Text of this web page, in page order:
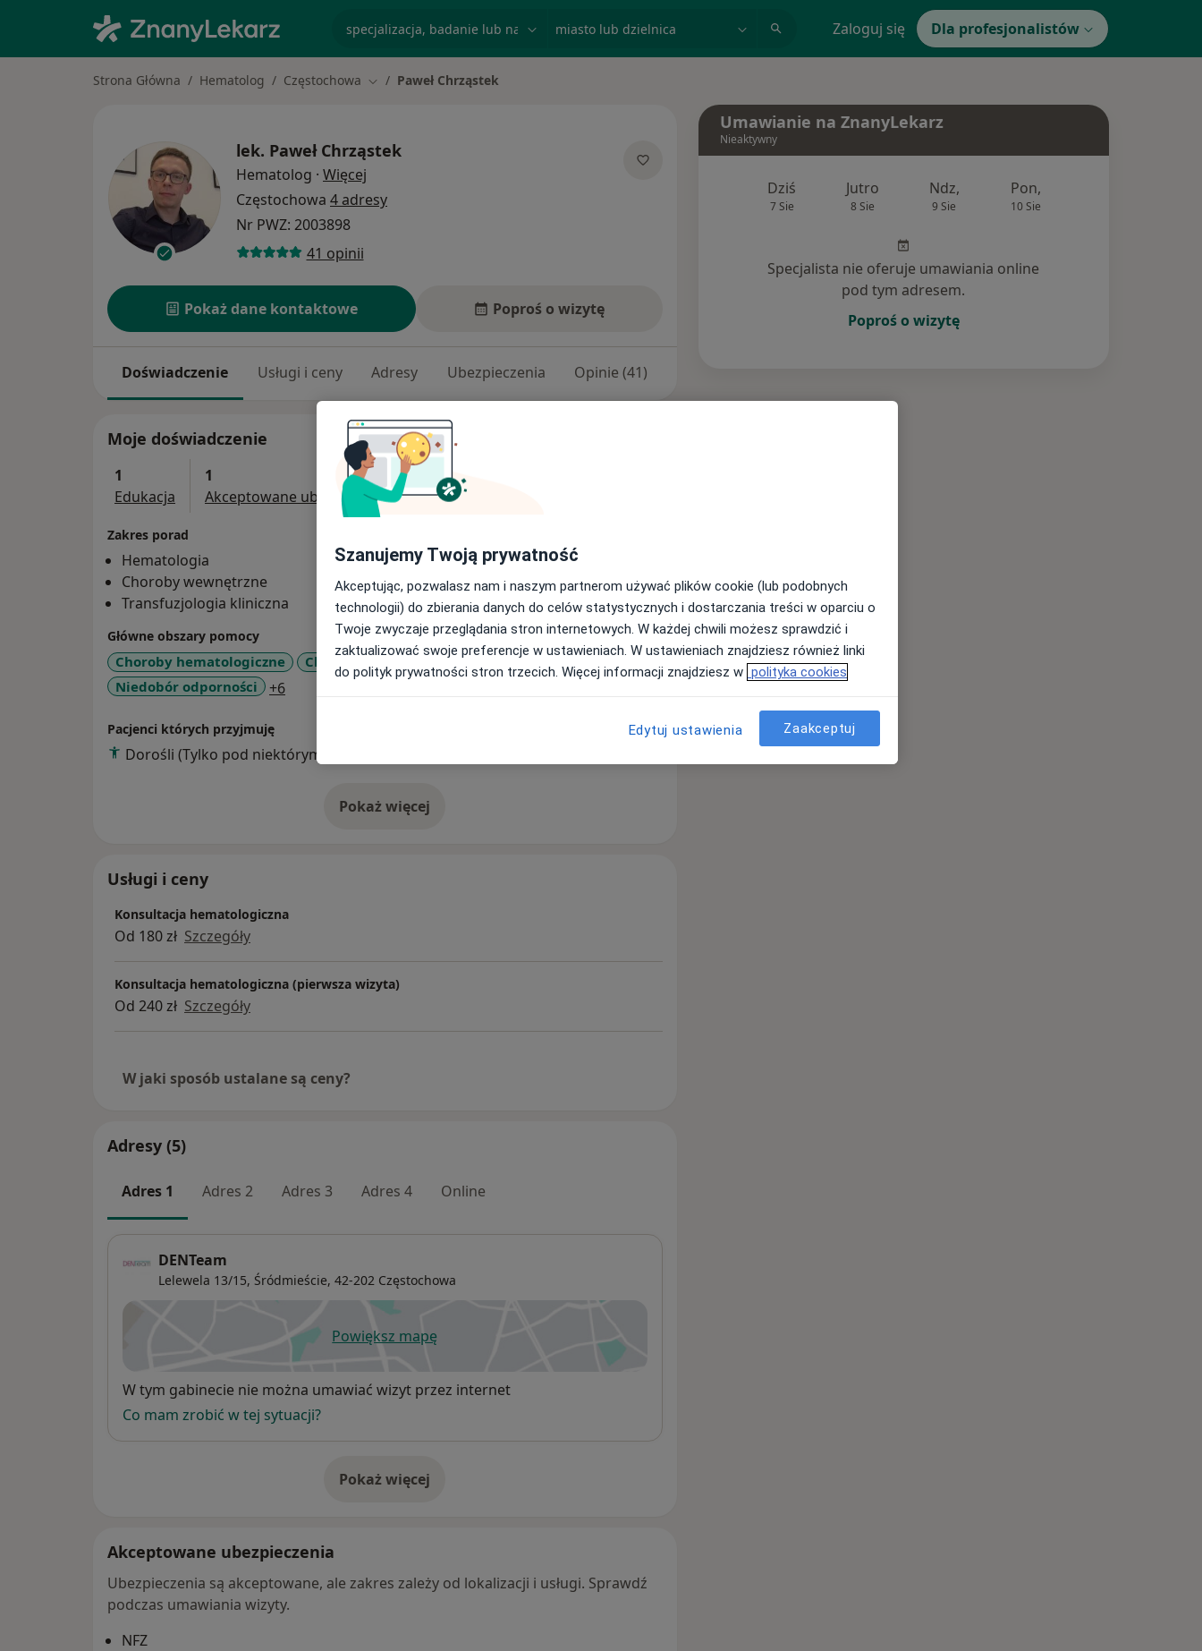
Zaloguj się Dla profesjonalistów
Strona Główna Hematolog Częstochowa Zmień miasto
Paweł Chrząstek
lek. Paweł Chrząstek
Hematolog · Więcej
Częstochowa 4 adresy
Nr PWZ: 2003898
41 opinii
Pokaż dane kontaktowe Poproś o wizytę
Doświadczenie Usługi i ceny Adresy Ubezpieczenia Opinie (41)
Moje doświadczenie
1
Edukacja
1
Akceptowane ubezpieczenia
Zakres porad
Hematologia
Choroby wewnętrzne
Transfuzjologia kliniczna
Główne obszary pomocy
Choroby hematologiczne Choroby przewlekłe Białaczka
Niedobór odporności
+6a11y_sr_more_diseases
Pacjenci których przyjmuję
Dorośli (Tylko pod niektórymi adresami)
Pokaż więcejo doświadczeniu
Usługi i ceny
Konsultacja hematologiczna
Od 180 zł Szczegóły
Konsultacja hematologiczna (pierwsza wizyta)
Od 240 zł Szczegóły
W jaki sposób ustalane są ceny?
Adresy (5)
Adres 1 Adres 2 Adres 3 Adres 4 Online
DENTeam
Lelewela 13/15, Śródmieście, 42-202 Częstochowa
Powiększ mapęotwiera się w nowej karcie
Dostępność
W tym gabinecie nie można umawiać wizyt przez internet
Co mam zrobić w tej sytuacji?
Pokaż więcej
o adresie
Akceptowane ubezpieczenia
Ubezpieczenia są akceptowane, ale zakres zależy od lokalizacji i usługi. Sprawdź
podczas umawiania wizyty.
NFZ
Umawianie na ZnanyLekarz
Nieaktywny
Dziś
7 Sie
Jutro
8 Sie
Ndz,
9 Sie
Pon,
10 Sie
Specjalista nie oferuje umawiania online
pod tym adresem.
Poproś o wizytę
Szanujemy Twoją prywatność
Akceptując, pozwalasz nam i naszym partnerom używać plików cookie (lub podobnych
technologii) do zbierania danych do celów statystycznych i dostarczania treści w oparciu o
Twoje zwyczaje przeglądania stron internetowych. W każdej chwili możesz sprawdzić i
zaktualizować swoje preferencje w ustawieniach. W ustawieniach znajdziesz również linki
do polityk prywatności stron trzecich. Więcej informacji znajdziesz w polityka cookies
Edytuj ustawienia Zaakceptuj